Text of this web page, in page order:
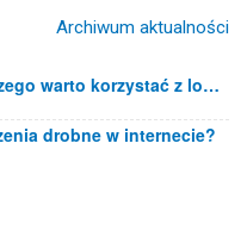
Archiwum aktualności
Białystok ogłoszenia radzi dlaczego warto korzystać z lokalnych portali ogłoszeniowych
drobne w internecie?